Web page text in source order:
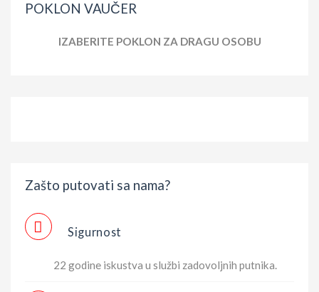
POKLON VAUČER
IZABERITE POKLON ZA DRAGU OSOBU
Zašto putovati sa nama?
Sigurnost
22 godine iskustva u službi zadovoljnih putnika.